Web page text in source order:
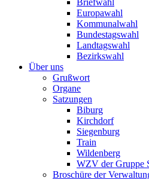
Briefwahl
Europawahl
Kommunalwahl
Bundestagswahl
Landtagswahl
Bezirkswahl
Über uns
Grußwort
Organe
Satzungen
Biburg
Kirchdorf
Siegenburg
Train
Wildenberg
WZV der Gruppe
Broschüre der